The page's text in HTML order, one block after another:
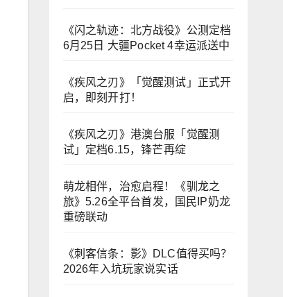
《闪之轨迹：北方战役》公测定档
6月25日 大疆Pocket 4幸运派送中
《疾风之刃》「觉醒测试」正式开
启，即刻开打！
《疾风之刃》港澳台服「觉醒测
试」定档6.15，锋芒再绽
萌龙相伴，治愈启程！《驯龙之
旅》5.26全平台首发，国民IP奶龙
重磅联动
《刺客信条：影》DLC值得买吗？
2026年入坑玩家说实话